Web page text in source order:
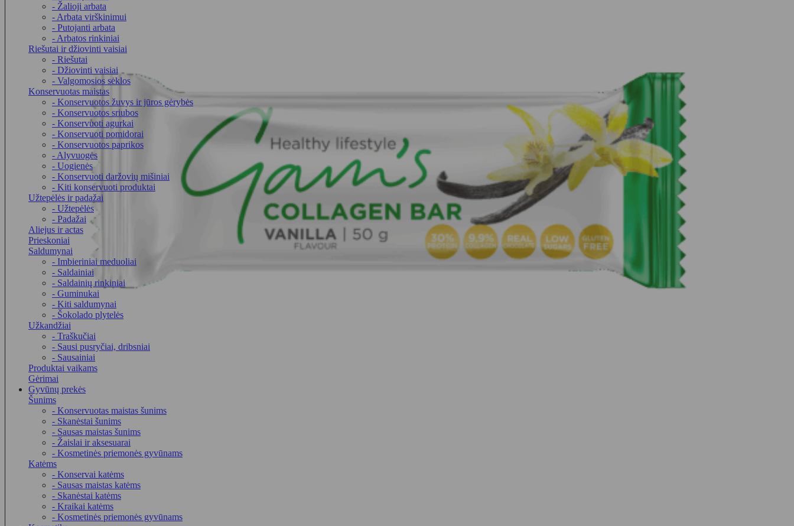
- Žalioji arbata
- Arbata virškinimui
- Putojanti arbata
- Arbatos rinkiniai
Riešutai ir džiovinti vaisiai
- Riešutai
- Džiovinti vaisiai
- Valgomosios sėklos
Konservuotas maistas
- Konservuotos žuvys ir jūros gėrybės
- Konservuotos sriubos
- Konservuoti agurkai
- Konservuoti pomidorai
- Konservuotos paprikos
- Alyvuogės
- Uogienės
- Konservuoti daržovių mišiniai
- Kiti konservuoti produktai
Užtepėlės ir padažai
- Užtepėlės
- Padažai
Aliejus ir actas
Prieskoniai
Saldumynai
- Imbieriniai meduoliai
- Saldainiai
- Saldainių rinkiniai
- Guminukai
- Kiti saldumynai
- Šokolado plytelės
Užkandžiai
- Traškučiai
- Sausi pusryčiai, dribsniai
- Sausainiai
Produktai vaikams
Gėrimai
Gyvūnų prekės
Šunims
- Konservuotas maistas šunims
- Skanėstai šunims
- Sausas maistas šunims
- Žaislai ir aksesuarai
- Kosmetinės priemonės gyvūnams
Katėms
- Konservai katėms
- Sausas maistas katėms
- Skanėstai katėms
- Kraikai katėms
- Kosmetinės priemonės gyvūnams